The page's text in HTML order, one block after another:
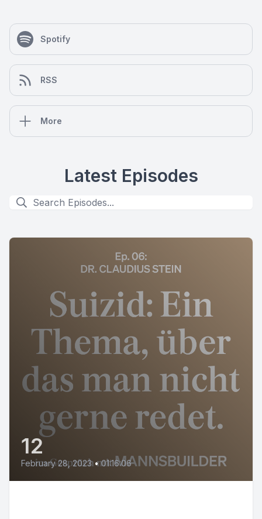
Spotify
RSS
More
Latest Episodes
12
February 28, 2023 • 01:16:06